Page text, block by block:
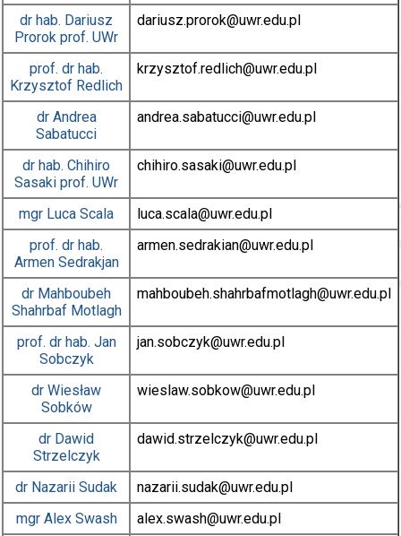
dr hab. Dariusz
Prorok prof. UWr
dariusz.prorok@uwr.edu.pl
prof. dr hab.
Krzysztof Redlich
krzysztof.redlich@uwr.edu.pl
dr Andrea
Sabatucci
andrea.sabatucci@uwr.edu.pl
dr hab. Chihiro
Sasaki prof. UWr
chihiro.sasaki@uwr.edu.pl
mgr Luca Scala luca.scala@uwr.edu.pl
prof. dr hab.
Armen Sedrakjan
armen.sedrakian@uwr.edu.pl
dr Mahboubeh
Shahrbaf Motlagh
mahboubeh.shahrbafmotlagh@uwr.edu.pl
prof. dr hab. Jan
Sobczyk
jan.sobczyk@uwr.edu.pl
dr Wiesław
Sobków
wieslaw.sobkow@uwr.edu.pl
dr Dawid
Strzelczyk
dawid.strzelczyk@uwr.edu.pl
dr Nazarii Sudak nazarii.sudak@uwr.edu.pl
mgr Alex Swash alex.swash@uwr.edu.pl